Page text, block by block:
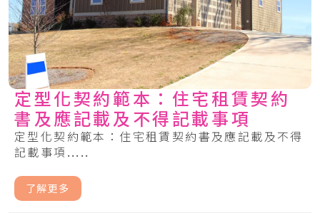
定型化契約範本：住宅租賃契約
書及應記載及不得記載事項
定型化契約範本：住宅租賃契約書及應記載及不得
記載事項.....
了解更多